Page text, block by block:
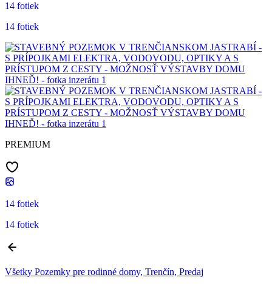
14 fotiek
14 fotiek
PREMIUM
14 fotiek
14 fotiek
Všetky Pozemky pre rodinné domy, Trenčín, Predaj